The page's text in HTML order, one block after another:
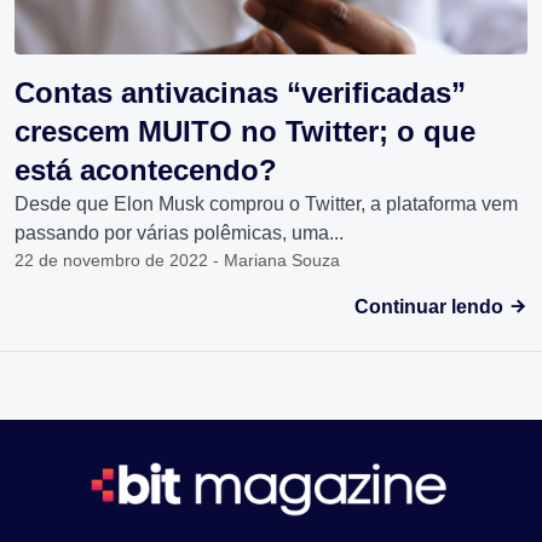
Contas antivacinas “verificadas”
crescem MUITO no Twitter; o que
está acontecendo?
Desde que Elon Musk comprou o Twitter, a plataforma vem
passando por várias polêmicas, uma...
22 de novembro de 2022 - Mariana Souza
Continuar lendo